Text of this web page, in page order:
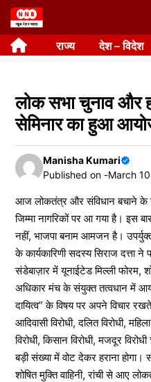
Skip
to
content राज्य देश – विदेश
लोक सभा चुनाव और
सेमिनार का हुआ
Manisha Kumari
Published on -March
आज लोकतंत्र और संविधान बचाने के
जिम्मा नागरिकों पर आ गया है। इस बार
नहीं, भाजपा बनाम आमजन है।
के कार्यकारिणी सदस्य सिराज दत्ता
संडेबाज़ार में यूनाईटेड मिल्ली फोरम,
अधिकार मंच के संयुक्त तत्वधान में
दायित्व” के विषय पर अपने विचार
आदिवासी विरोधी, दलित विरोधी,
विरोधी, किसान विरोधी, मजदूर
बड़ी संख्या में वोट देकर हराना होगा।
शोषित मुक्ति वाहिनी, रांची से आए